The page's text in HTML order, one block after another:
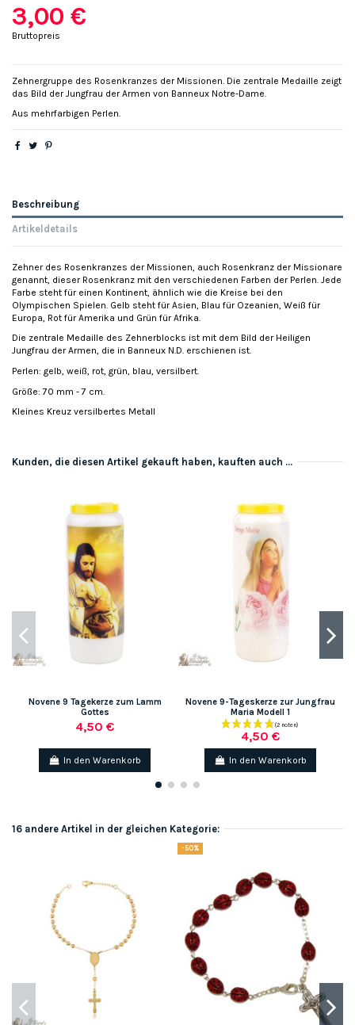
3,00 €
Bruttopreis
Zehnergruppe des Rosenkranzes der Missionen. Die zentrale Medaille zeigt
das Bild der Jungfrau der Armen von Banneux Notre-Dame.
Aus mehrfarbigen Perlen.
Beschreibung
Artikeldetails
Zehner des Rosenkranzes der Missionen, auch Rosenkranz der Missionare
genannt, dieser Rosenkranz mit den verschiedenen Farben der Perlen. Jede
Farbe steht für einen Kontinent, ähnlich wie die Kreise bei den
Olympischen Spielen. Gelb steht für Asien, Blau für Ozeanien, Weiß für
Europa, Rot für Amerika und Grün für Afrika.
Die zentrale Medaille des Zehnerblocks ist mit dem Bild der Heiligen
Jungfrau der Armen, die in Banneux N.D. erschienen ist.
Perlen: gelb, weiß, rot, grün, blau, versilbert.
Größe: 70 mm - 7 cm.
Kleines Kreuz versilbertes Metall
Kunden, die diesen Artikel gekauft haben, kauften auch ...
Novene 9 Tagekerze zum Lamm
Gottes
4,50 €
In den Warenkorb
Novene 9-Tageskerze zur Jungfrau
Maria Modell 1
4,50 €
In den Warenkorb
16 andere Artikel in der gleichen Kategorie:
-50%